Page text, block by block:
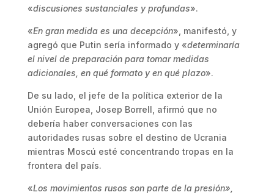
«discusiones sustanciales y profundas».
«En gran medida es una decepción», manifestó, y
agregó que Putin sería informado y «determinaría
el nivel de preparación para tomar medidas
adicionales, en qué formato y en qué plazo».
De su lado, el jefe de la política exterior de la
Unión Europea, Josep Borrell, afirmó que no
debería haber conversaciones con las
autoridades rusas sobre el destino de Ucrania
mientras Moscú esté concentrando tropas en la
frontera del país.
«Los movimientos rusos son parte de la presión»,